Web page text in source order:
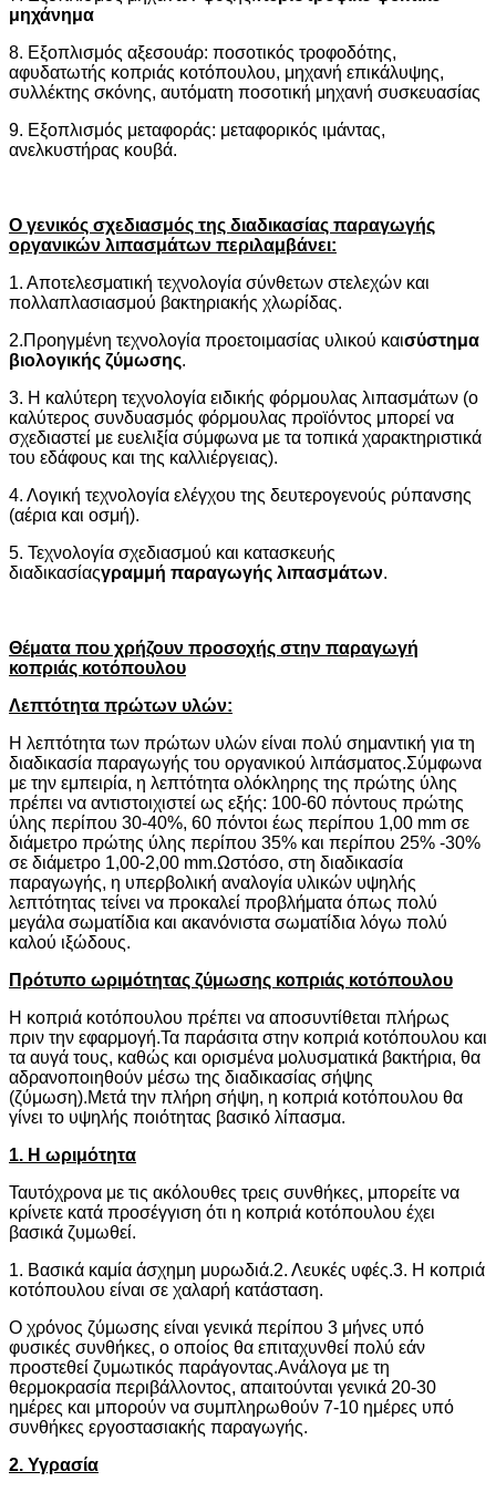
μηχάνημα
8. Εξοπλισμός αξεσουάρ: ποσοτικός τροφοδότης,
αφυδατωτής κοπριάς κοτόπουλου, μηχανή επικάλυψης,
συλλέκτης σκόνης, αυτόματη ποσοτική μηχανή συσκευασίας
9. Εξοπλισμός μεταφοράς: μεταφορικός ιμάντας,
ανελκυστήρας κουβά.
Ο γενικός σχεδιασμός της διαδικασίας παραγωγής
οργανικών λιπασμάτων περιλαμβάνει:
1. Αποτελεσματική τεχνολογία σύνθετων στελεχών και
πολλαπλασιασμού βακτηριακής χλωρίδας.
2.Προηγμένη τεχνολογία προετοιμασίας υλικού καισύστημα
βιολογικής ζύμωσης.
3. Η καλύτερη τεχνολογία ειδικής φόρμουλας λιπασμάτων (ο
καλύτερος συνδυασμός φόρμουλας προϊόντος μπορεί να
σχεδιαστεί με ευελιξία σύμφωνα με τα τοπικά χαρακτηριστικά
του εδάφους και της καλλιέργειας).
4. Λογική τεχνολογία ελέγχου της δευτερογενούς ρύπανσης
(αέρια και οσμή).
5. Τεχνολογία σχεδιασμού και κατασκευής
διαδικασίαςγραμμή παραγωγής λιπασμάτων.
Θέματα που χρήζουν προσοχής στην παραγωγή
κοπριάς κοτόπουλου
Λεπτότητα πρώτων υλών:
Η λεπτότητα των πρώτων υλών είναι πολύ σημαντική για τη
διαδικασία παραγωγής του οργανικού λιπάσματος.Σύμφωνα
με την εμπειρία, η λεπτότητα ολόκληρης της πρώτης ύλης
πρέπει να αντιστοιχιστεί ως εξής: 100-60 πόντους πρώτης
ύλης περίπου 30-40%, 60 πόντοι έως περίπου 1,00 mm σε
διάμετρο πρώτης ύλης περίπου 35% και περίπου 25% -30%
σε διάμετρο 1,00-2,00 mm.Ωστόσο, στη διαδικασία
παραγωγής, η υπερβολική αναλογία υλικών υψηλής
λεπτότητας τείνει να προκαλεί προβλήματα όπως πολύ
μεγάλα σωματίδια και ακανόνιστα σωματίδια λόγω πολύ
καλού ιξώδους.
Πρότυπο ωριμότητας ζύμωσης κοπριάς κοτόπουλου
Η κοπριά κοτόπουλου πρέπει να αποσυντίθεται πλήρως
πριν την εφαρμογή.Τα παράσιτα στην κοπριά κοτόπουλου και
τα αυγά τους, καθώς και ορισμένα μολυσματικά βακτήρια, θα
αδρανοποιηθούν μέσω της διαδικασίας σήψης
(ζύμωση).Μετά την πλήρη σήψη, η κοπριά κοτόπουλου θα
γίνει το υψηλής ποιότητας βασικό λίπασμα.
1. Η ωριμότητα
Ταυτόχρονα με τις ακόλουθες τρεις συνθήκες, μπορείτε να
κρίνετε κατά προσέγγιση ότι η κοπριά κοτόπουλου έχει
βασικά ζυμωθεί.
1. Βασικά καμία άσχημη μυρωδιά.2. Λευκές υφές.3. Η κοπριά
κοτόπουλου είναι σε χαλαρή κατάσταση.
Ο χρόνος ζύμωσης είναι γενικά περίπου 3 μήνες υπό
φυσικές συνθήκες, ο οποίος θα επιταχυνθεί πολύ εάν
προστεθεί ζυμωτικός παράγοντας.Ανάλογα με τη
θερμοκρασία περιβάλλοντος, απαιτούνται γενικά 20-30
ημέρες και μπορούν να συμπληρωθούν 7-10 ημέρες υπό
συνθήκες εργοστασιακής παραγωγής.
2. Υγρασία